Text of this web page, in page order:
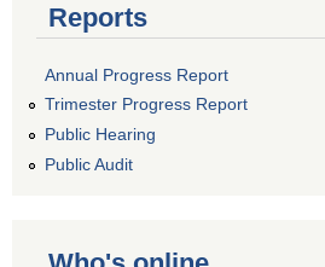
Reports
Annual Progress Report
Trimester Progress Report
Public Hearing
Public Audit